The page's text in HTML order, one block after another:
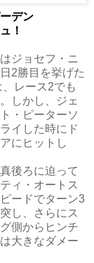
デン
！
ジョセフ・ニ
2勝目を挙げた
レース2でも
しかし、ジェ
・ピーターソ
イした時にド
にヒットし
後ろに迫って
ィ・オートス
ードでターン3
し、さらにス
側からヒンチ
大きなダメー